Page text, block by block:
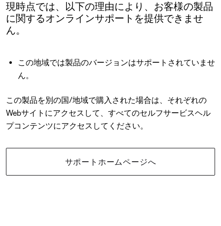
現時点では、以下の理由により、お客様の製品
に関するオンラインサポートを提供できませ
ん。
この地域では製品のバージョンはサポートされていませ
ん。
この製品を別の国/地域で購入された場合は、それぞれの
Webサイトにアクセスして、すべてのセルフサービスヘル
プコンテンツにアクセスしてください。
サポートホームページへ